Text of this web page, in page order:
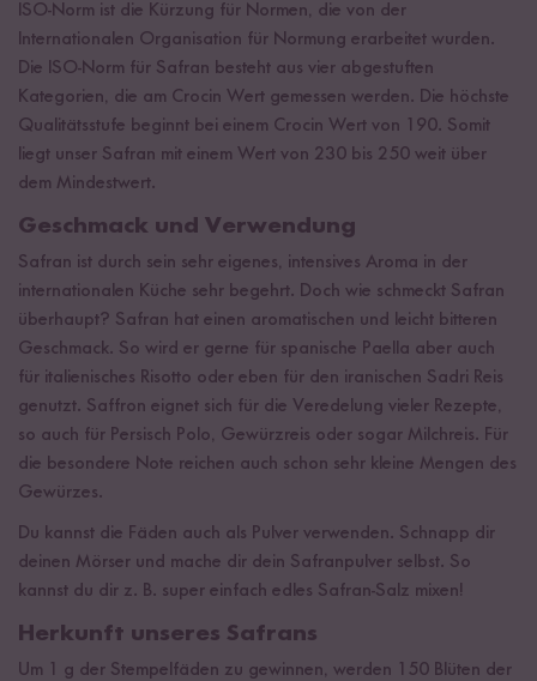
ISO-Norm ist die Kürzung für Normen, die von der
Internationalen Organisation für Normung erarbeitet wurden.
Die ISO-Norm für Safran besteht aus vier abgestuften
Kategorien, die am Crocin Wert gemessen werden. Die höchste
Qualitätsstufe beginnt bei einem Crocin Wert von 190. Somit
liegt unser Safran mit einem Wert von 230 bis 250 weit über
dem Mindestwert.
Geschmack und Verwendung
Safran ist durch sein sehr eigenes, intensives Aroma in der
internationalen Küche sehr begehrt. Doch wie schmeckt Safran
überhaupt? Safran hat einen aromatischen und leicht bitteren
Geschmack. So wird er gerne für spanische Paella aber auch
für italienisches Risotto oder eben für den iranischen Sadri Reis
genutzt. Saffron eignet sich für die Veredelung vieler Rezepte,
so auch für Persisch Polo, Gewürzreis oder sogar Milchreis. Für
die besondere Note reichen auch schon sehr kleine Mengen des
Gewürzes.
Du kannst die Fäden auch als Pulver verwenden. Schnapp dir
deinen Mörser und mache dir dein Safranpulver selbst. So
kannst du dir z. B. super einfach edles Safran-Salz mixen!
Herkunft unseres Safrans
Um 1 g der Stempelfäden zu gewinnen, werden 150 Blüten der